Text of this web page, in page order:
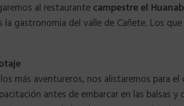
al restaurantecampestre el
la gastronomia del valle de Cañete. Los
más aventureros, nos alistaremos para
antes de embarcar en las balsas